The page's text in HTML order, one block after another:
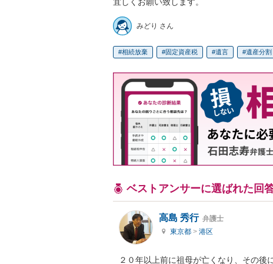
宜しくお願い致します。
みどり さん
相続放棄 固定資産税 遺言 遺産分割
ベストアンサーに選ばれた回
高島 秀行 弁護士
東京都 > 港区
２０年以上前に祖母が亡くなり、その後